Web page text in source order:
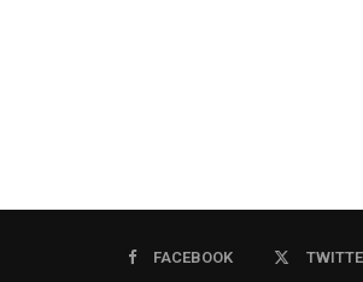
FACEBOOK